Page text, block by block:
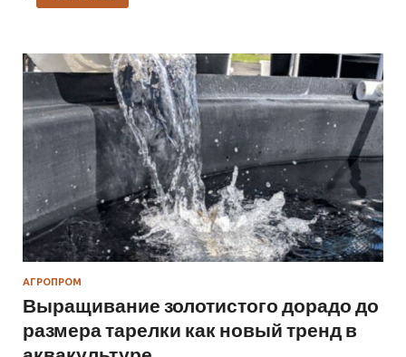
АГРОПРОМ
Выращивание золотистого дорадо до
размера тарелки как новый тренд в